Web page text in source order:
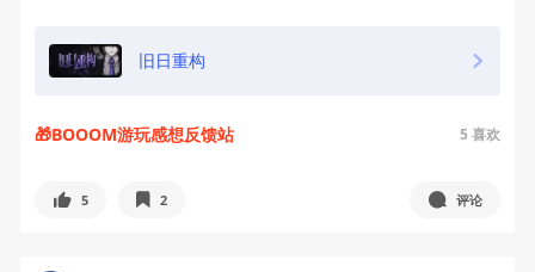
旧日重构
🎁BOOOM游玩感想反馈站 5 喜欢
5 2 评论